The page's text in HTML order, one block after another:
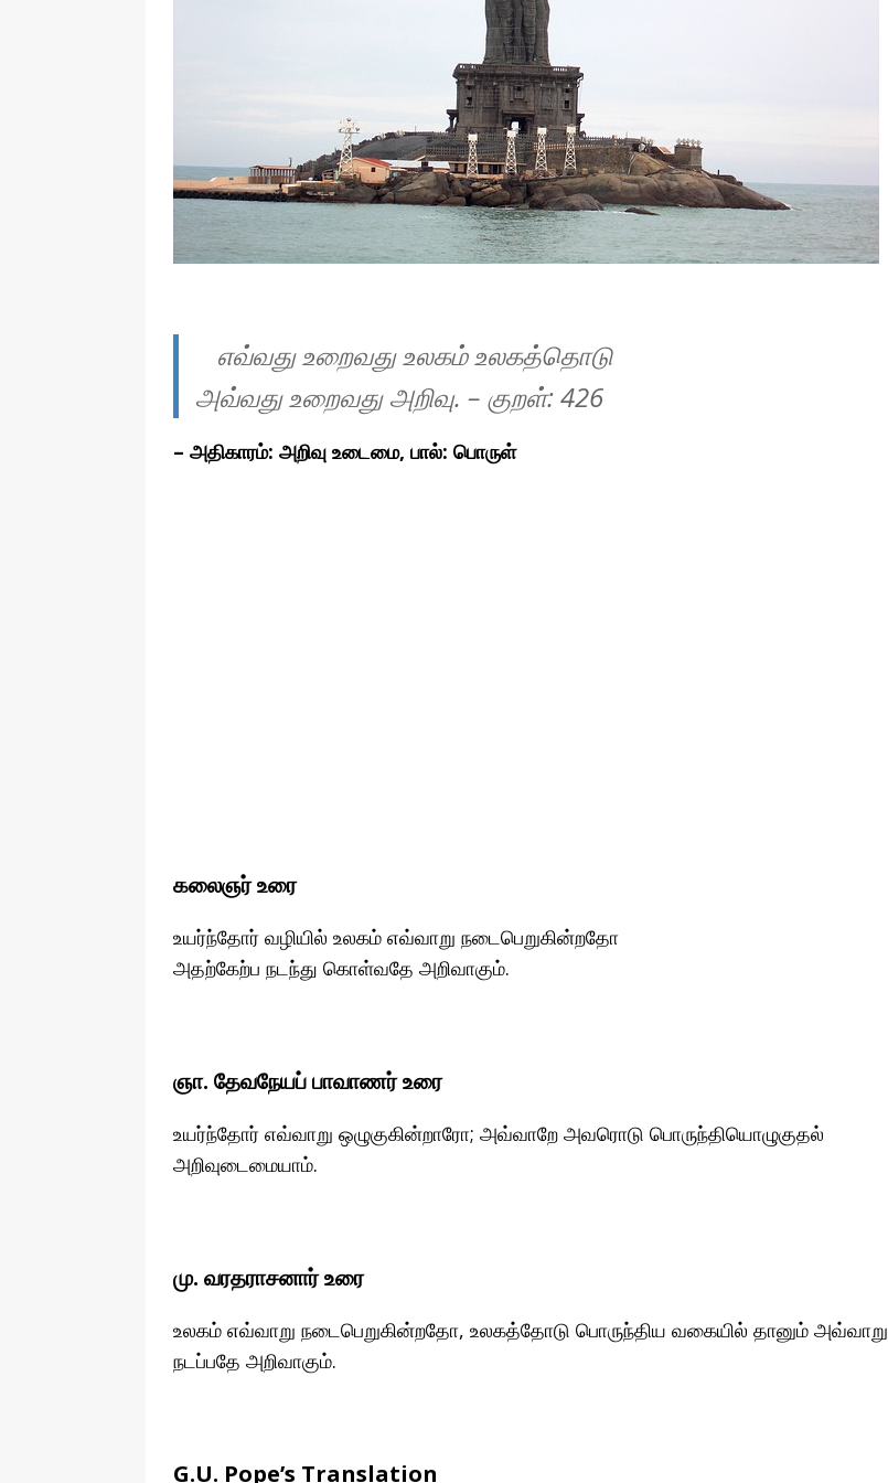
எவ்வது உறைவது உலகம் உலகத்தொடு
அவ்வது உறைவது அறிவு. – குறள்: 426
– அதிகாரம்: அறிவு உடைமை, பால்: பொருள்
கலைஞர் உரை
உயர்ந்தோர் வழியில் உலகம் எவ்வாறு நடைபெறுகின்றதோ
அதற்கேற்ப நடந்து கொள்வதே அறிவாகும்.
ஞா. தேவநேயப் பாவாணர் உரை
உயர்ந்தோர் எவ்வாறு ஒழுகுகின்றாரோ; அவ்வாறே அவரொடு பொருந்தியொழுகுதல்
அறிவுடைமையாம்.
மு. வரதராசனார் உரை
உலகம் எவ்வாறு நடைபெறுகின்றதோ, உலகத்தோடு பொருந்திய வகையில் தானும் அவ்வாறு
நடப்பதே அறிவாகும்.
G.U. Pope’s Translation